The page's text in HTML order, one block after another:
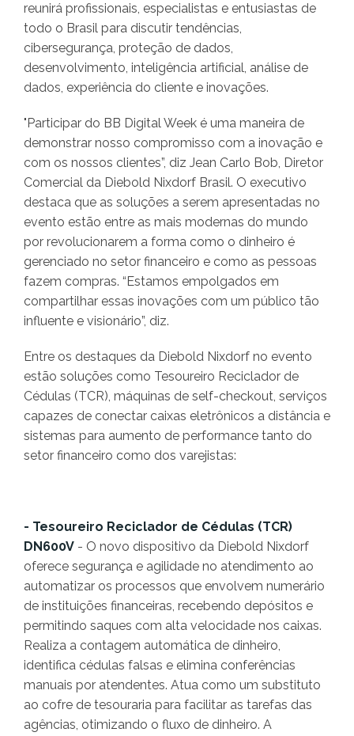
reunirá profissionais, especialistas e entusiastas de
todo o Brasil para discutir tendências,
cibersegurança, proteção de dados,
desenvolvimento, inteligência artificial, análise de
dados, experiência do cliente e inovações.
"Participar do BB Digital Week é uma maneira de
demonstrar nosso compromisso com a inovação e
com os nossos clientes”, diz Jean Carlo Bob, Diretor
Comercial da Diebold Nixdorf Brasil. O executivo
destaca que as soluções a serem apresentadas no
evento estão entre as mais modernas do mundo
por revolucionarem a forma como o dinheiro é
gerenciado no setor financeiro e como as pessoas
fazem compras. “Estamos empolgados em
compartilhar essas inovações com um público tão
influente e visionário”, diz.
Entre os destaques da Diebold Nixdorf no evento
estão soluções como Tesoureiro Reciclador de
Cédulas (TCR), máquinas de self-checkout, serviços
capazes de conectar caixas eletrônicos a distância e
sistemas para aumento de performance tanto do
setor financeiro como dos varejistas:
- Tesoureiro Reciclador de Cédulas (TCR)
DN600V - O novo dispositivo da Diebold Nixdorf
oferece segurança e agilidade no atendimento ao
automatizar os processos que envolvem numerário
de instituições financeiras, recebendo depósitos e
permitindo saques com alta velocidade nos caixas.
Realiza a contagem automática de dinheiro,
identifica cédulas falsas e elimina conferências
manuais por atendentes. Atua como um substituto
ao cofre de tesouraria para facilitar as tarefas das
agências, otimizando o fluxo de dinheiro. A